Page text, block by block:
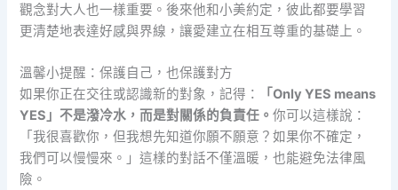
觀念對大人也一樣重要。後來他和小美約定，彼此都要學習
更清楚地表達好感與界線，讓愛建立在相互尊重的基礎上。
溫馨小提醒：保護自己，也保護對方
如果你正在交往或認識新的對象，記得：
「Only YES means
YES」不是潑冷水，而是對關係的負責任。你可以這樣說：
「我很喜歡你，但我想先知道你願不願意？如果你不確定，
我們可以慢慢來。」這樣的對話不僅溫暖，也能避免法律風
險。